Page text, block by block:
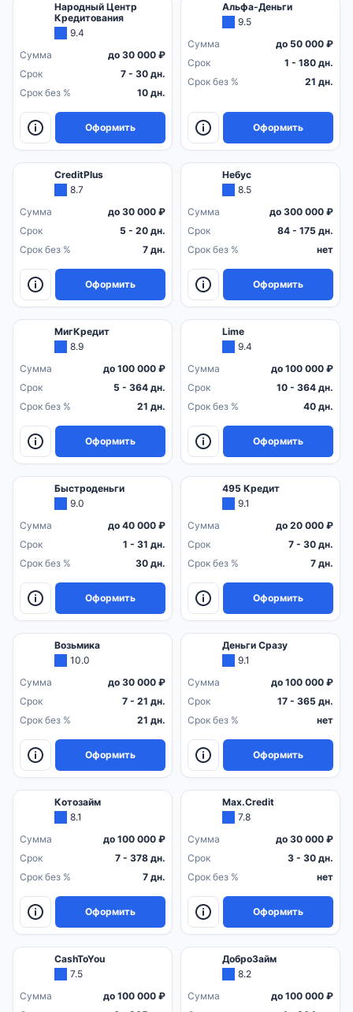
Народный Центр
Кредитования
9.4
Сумма
до 30 000 ₽
Срок
7 - 30 дн.
Срок без %
10 дн.
Оформить
Альфа-Деньги
9.5
Сумма
до 50 000 ₽
Срок
1 - 180 дн.
Срок без %
21 дн.
Оформить
CreditPlus
8.7
Сумма
до 30 000 ₽
Срок
5 - 20 дн.
Срок без %
7 дн.
Оформить
Небус
8.5
Сумма
до 300 000 ₽
Срок
84 - 175 дн.
Срок без %
нет
Оформить
МигКредит
8.9
Сумма
до 100 000 ₽
Срок
5 - 364 дн.
Срок без %
21 дн.
Оформить
Lime
9.4
Сумма
до 100 000 ₽
Срок
10 - 364 дн.
Срок без %
40 дн.
Оформить
Быстроденьги
9.0
Сумма
до 40 000 ₽
Срок
1 - 31 дн.
Срок без %
30 дн.
Оформить
495 Кредит
9.1
Сумма
до 20 000 ₽
Срок
7 - 30 дн.
Срок без %
7 дн.
Оформить
Возьмика
10.0
Сумма
до 30 000 ₽
Срок
7 - 21 дн.
Срок без %
21 дн.
Оформить
Деньги Сразу
9.1
Сумма
до 100 000 ₽
Срок
17 - 365 дн.
Срок без %
нет
Оформить
Котозайм
8.1
Сумма
до 100 000 ₽
Срок
7 - 378 дн.
Срок без %
7 дн.
Оформить
Max.Credit
7.8
Сумма
до 30 000 ₽
Срок
3 - 30 дн.
Срок без %
нет
Оформить
CashToYou
7.5
Сумма
до 100 000 ₽
ДоброЗайм
8.2
Сумма
до 100 000 ₽